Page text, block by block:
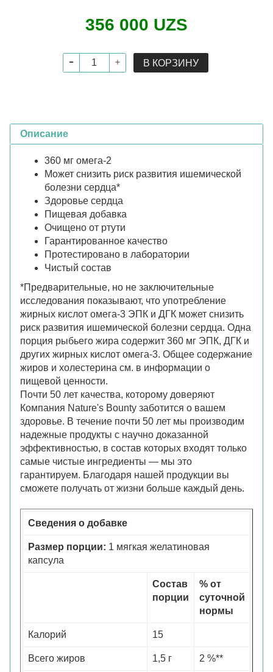
356 000 UZS
В КОРЗИНУ
Описание
360 мг омега-2
Может снизить риск развития ишемической
болезни сердца*
Здоровье сердца
Пищевая добавка
Очищено от ртути
Гарантированное качество
Протестировано в лаборатории
Чистый состав
*Предварительные, но не заключительные
исследования показывают, что употребление
жирных кислот омега-3 ЭПК и ДГК может снизить
риск развития ишемической болезни сердца. Одна
порция рыбьего жира содержит 360 мг ЭПК, ДГК и
других жирных кислот омега-3. Общее содержание
жиров и холестерина см. в информации о
пищевой ценности.
Почти 50 лет качества, которому доверяют
Компания Nature's Bounty заботится о вашем
здоровье. В течение почти 50 лет мы производим
надежные продукты с научно доказанной
эффективностью, в состав которых входят только
самые чистые ингредиенты — мы это
гарантируем. Благодаря нашей продукции вы
сможете получать от жизни больше каждый день.
Сведения о добавке
Размер порции: 1 мягкая желатиновая
капсула
Состав
порции
% от
суточной
нормы
Калорий 15
Всего жиров 1,5 г 2 %**